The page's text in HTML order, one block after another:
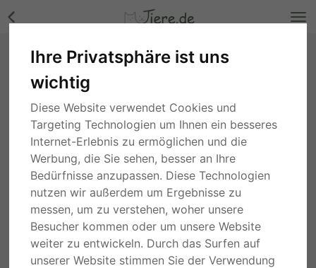
Ihre Privatsphäre ist uns
wichtig
Diese Website verwendet Cookies und
Targeting Technologien um Ihnen ein besseres
Internet-Erlebnis zu ermöglichen und die
Werbung, die Sie sehen, besser an Ihre
Bedürfnisse anzupassen. Diese Technologien
nutzen wir außerdem um Ergebnisse zu
messen, um zu verstehen, woher unsere
Besucher kommen oder um unsere Website
weiter zu entwickeln. Durch das Surfen auf
unserer Website stimmen Sie der Verwendung
Australian Shepherd Dog Welpen - Hündin
Bilder
Sachsen , vor 5 Jahren